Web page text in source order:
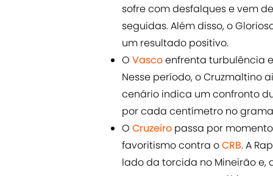
sofre com desfalques e vem
seguidas. Além disso, o
um resultado positivo.
O Vascoenfrenta turbulência
Nesse período, o Cruzmaltino
cenário indica um confronto
por cada centímetro no
O Cruzeiro passa por
favoritismo contra oCRB. A
lado da torcida no Mineirão e,